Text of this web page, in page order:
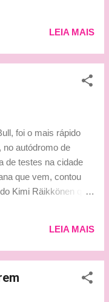
LEIA MAIS
foi o mais rápido
no autódromo de
de testes na cidade
que vem, contou
Kimi Räikkönen que
em 5º e 6º.
- Red Bull,
Kubica - BMW,
6. Kazuki
LEIA MAIS